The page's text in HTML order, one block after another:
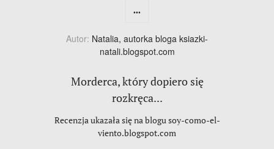
...
Autor: Natalia, autorka bloga ksiazki-
natali.blogspot.com
Morderca, który dopiero się
rozkręca...
Recenzja ukazała się na blogu soy-como-el-
viento.blogspot.com